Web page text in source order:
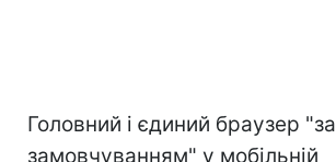
Головний і єдиний браузер "за
замовчуванням" у мобільній